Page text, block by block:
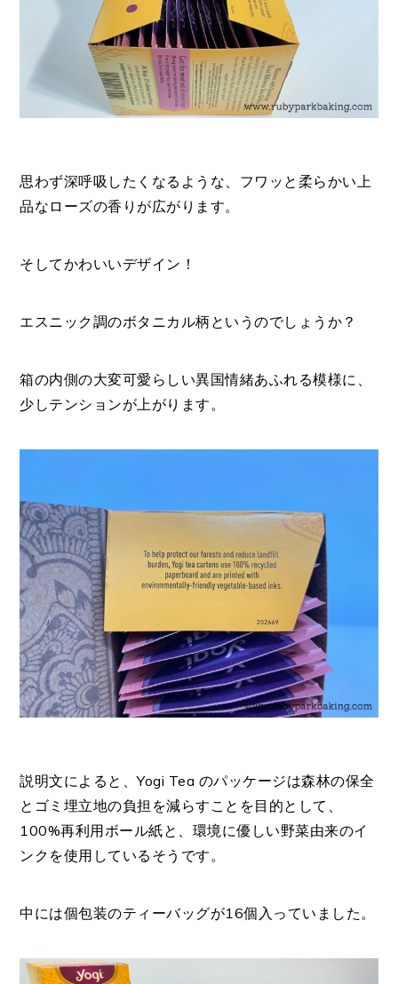
思わず深呼吸したくなるような、フワッと柔らかい上
品なローズの香りが広がります。
そしてかわいいデザイン！
エスニック調のボタニカル柄というのでしょうか？
箱の内側の大変可愛らしい異国情緒あふれる模様に、
少しテンションが上がります。
説明文によると、Yogi Tea のパッケージは森林の保全
とゴミ埋立地の負担を減らすことを目的として、
100%再利用ボール紙と、環境に優しい野菜由来のイ
ンクを使用しているそうです。
中には個包装のティーバッグが16個入っていました。